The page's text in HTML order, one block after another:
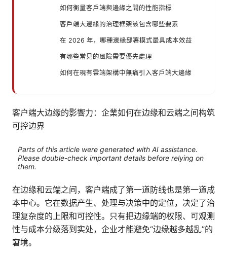
如何衡量客戶端與邊緣之間的性能指標
客戶端大邊緣的治理框架該包含哪些要素
在 2026 年，哪種邊緣部署模式最具成本效益
有哪些常見的風險需要優先處理
如何在現有雲端架構中無痛引入客戶端大邊緣
客户端大边缘的影響力：企業如何在边缘和云端之间构筑
可控边界
Parts of this article were generated with AI assistance.
Please double-check important details before relying on
them.
在边缘和云端之间，客户端成了第一道防线也是第一道成
本中心。它在数据产生、处理与决策中的定位，决定了治
理复杂度的上限和可控性。只有把边缘端的权限、可观测
性与成本分级落到实处，企业才能避免“边缘越多越乱”的
窘境。